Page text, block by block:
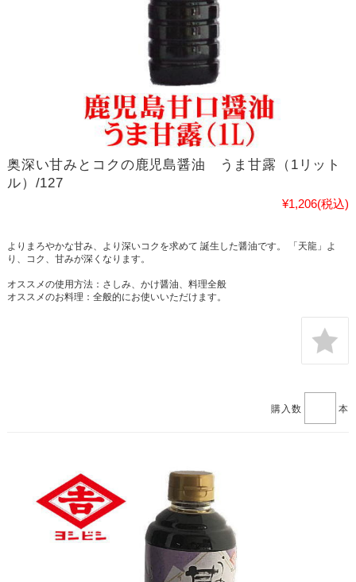
奥深い甘みとコクの鹿児島醤油 うま甘露（1リット
ル）/127
¥1,206(税込)
よりまろやかな甘み、より深いコクを求めて 誕生した醤油です。 「天龍」よ
り、コク、甘みが深くなります。
オススメの使用方法：さしみ、かけ醤油、料理全般
オススメのお料理：全般的にお使いいただけます。
購入数 本